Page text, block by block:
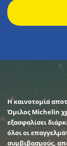
Η καινοτομία
Όμιλος Michelin
εξασφαλίσει
όλοι οι
συμβιβασμούς,